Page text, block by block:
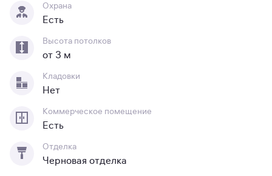
Охрана
Есть
Высота потолков
от 3 м
Кладовки
Нет
Коммерческое помещение
Есть
Отделка
Черновая отделка